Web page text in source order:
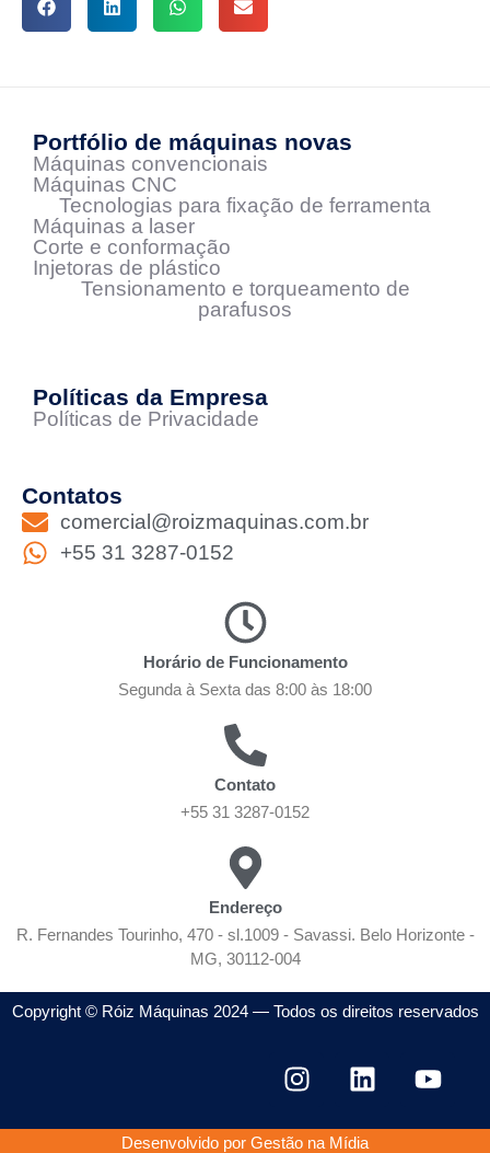
Portfólio de máquinas novas
Máquinas convencionais
Máquinas CNC
Tecnologias para fixação de ferramenta
Máquinas a laser
Corte e conformação
Injetoras de plástico
Tensionamento e torqueamento de
parafusos
Políticas da Empresa
Políticas de Privacidade
Contatos
comercial@roizmaquinas.com.br
+55 31 3287-0152
Horário de Funcionamento
Segunda à Sexta das 8:00 às 18:00
Contato
+55 31 3287-0152
Endereço
R. Fernandes Tourinho, 470 - sl.1009 - Savassi. Belo Horizonte -
MG, 30112-004
Copyright © Róiz Máquinas 2024 — Todos os direitos reservados
Desenvolvido por Gestão na Mídia